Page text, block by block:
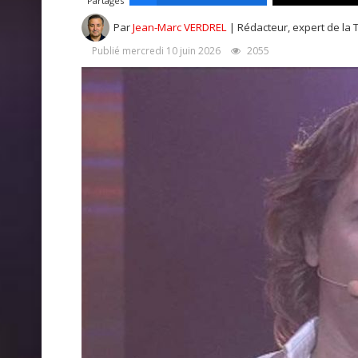
ParJean-Marc VERDREL | Rédacteur, expert de la
Publié mercredi 10 juin 2026 2055